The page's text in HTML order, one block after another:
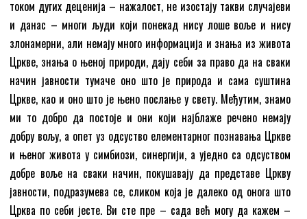
током дугих деценија – нажалост, не изостају такви случајеви
и данас – многи људи који понекад нису лоше воље и нису
злонамерни, али немају много информација и знања из живота
Цркве, знања о њеној природи, дају себи за право да на сваки
начин јавности тумаче оно што је природа и сама суштина
Цркве, као и оно што је њено послање у свету. Међутим, знамо
ми то добро да постоје и они који најблаже речено немају
добру вољу, а опет уз одсуство елементарног познавања Цркве
и њеног живота у симбиози, синергији, а уједно са одсуством
добре воље на сваки начин, покушавају да представе Цркву
јавности, подразумева се, сликом која је далеко од онога што
Црква по себи јесте. Ви сте пре – сада већ могу да кажем –